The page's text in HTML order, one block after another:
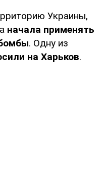
Украины,
начала применять
. Одну из
на Харьков.